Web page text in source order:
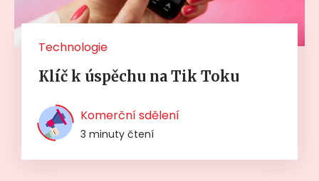
Technologie
Klíč k úspěchu na Tik Toku
Komerční sdělení
3 minuty čtení